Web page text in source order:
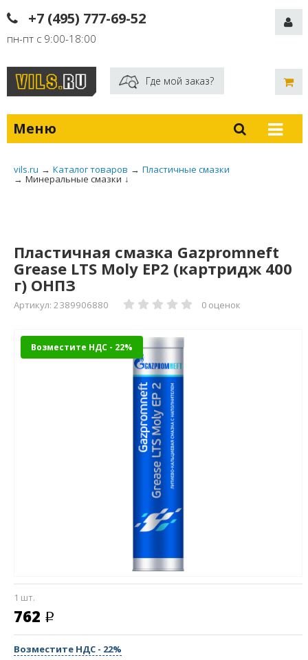
+7 (495) 777-69-52
пн-пт с 9:00-18:00
Где мой заказ?
Меню
vils.ru → Каталог товаров → Пластичные смазки
→ Минеральные смазки ↓
Пластичная смазка Gazpromneft
Grease LTS Moly EP2 (картридж 400
г) ОНПЗ
Артикул: 2389906880 0 оценок
Возместите НДС - 22%
1 шт.
762
Возместите НДС - 22%